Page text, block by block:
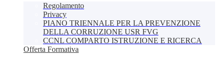
Regolamento
Privacy
PIANO TRIENNALE PER LA PREVENZIONE
DELLA CORRUZIONE USR FVG
CCNL COMPARTO ISTRUZIONE E RICERCA
Offerta Formativa